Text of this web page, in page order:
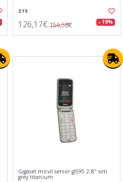
ZTE
126,17€ 156,58€ - 19%
Gigaset móvil senior gl595 2.8" sim
grey titanium